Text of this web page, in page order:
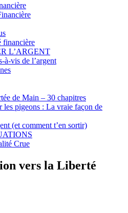
financière
L’ARGENT
à-vis de l’argent
de Main – 30 chapitres
les pigeons : La vraie façon de
(et comment t’en sortir)
Crue
vers la Liberté